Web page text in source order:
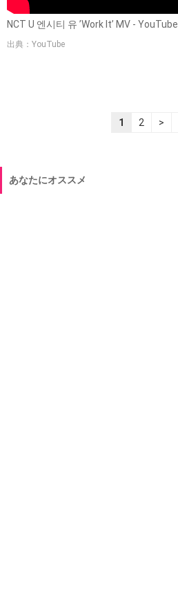
NCT U 엔시티 유 ’Work It’ MV - YouTube
出典：YouTube
1 2 >
あなたにオススメ